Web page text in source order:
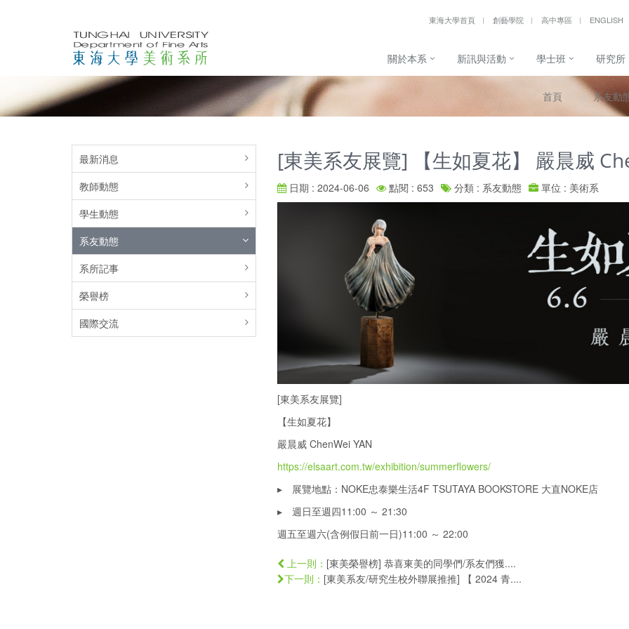
東海大學首頁 創藝學院 高中專區 ENGLISH
關於本系 新訊與活動 學士班 研究所
首頁 系友動
最新消息
教師動態
學生動態
系友動態
系所記事
榮譽榜
國際交流
[東美系友展覽] 【生如夏花】 嚴晨威
日期 : 2024-06-06 點閱 : 653 分類 : 系友動態 單位 : 美術系
[東美系友展覽]
【生如夏花】
嚴晨威 ChenWei YAN
https://elsaart.com.tw/exhibition/summerflowers/
▸ 展覽地點：NOKE忠泰樂生活4F TSUTAYA BOOKSTORE 大直NOKE店
▸ 週日至週四11:00 ～ 21:30
週五至週六(含例假日前一日)11:00 ～ 22:00
上一則： [東美榮譽榜] 恭喜東美的同學們/系友們獲....
下一則： [東美系友/研究生校外聯展推推] 【 2024 青....